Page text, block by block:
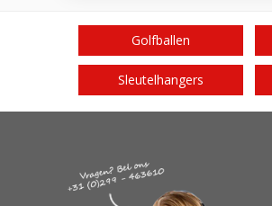
Golfballen
Sleutelhangers